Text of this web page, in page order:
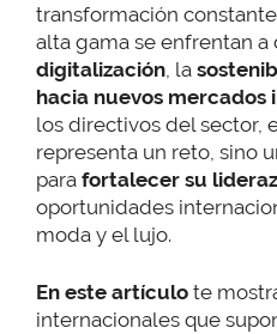
transformación
alta gama se enfrentan a
digitalización , la
hacia nuevos mercados
los directivos del sector,
representa un reto, sino
para fortalecer su
oportunidades
moda y el lujo.
En este artículo te
internacionales que